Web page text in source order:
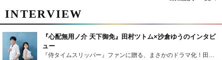
INTERVIEW
『心配無用ノ介 天下御免』田村ツトム×沙倉ゆうのインタビ
ュー
『侍タイムスリッパー』ファンに贈る、まさかのドラマ化！田村ツトム×沙倉ゆうのが語る『心配無用ノ介』撮影秘話